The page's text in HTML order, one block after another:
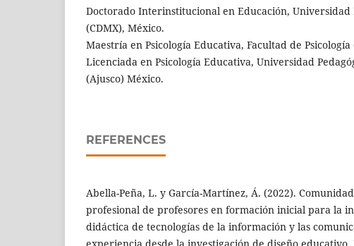
Doctorado Interinstitucional en Educación,
(CDMX), México.
Maestría en Psicología Educativa, Facultad de
Licenciada en Psicología Educativa, Universidad
(Ajusco) México.
REFERENCES
Abella-Peña, L. y García-Martínez, Á. (2022).
profesional de profesores en formación inicial para la
didáctica de tecnologías de la información y las